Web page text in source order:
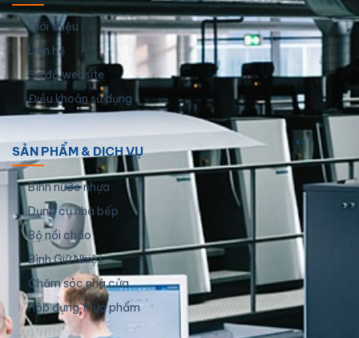
Giới thiệu
Liên hệ
Sơ đồ website
Điều khoản sử dụng
SẢN PHẨM & DỊCH VỤ
Bình nước nhựa
Dụng cụ nhà bếp
Bộ nồi chảo
Bình Giữ Nhiệt
Chăm sóc nhà cửa
Hộp đựng thực phẩm